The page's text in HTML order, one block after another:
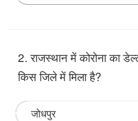
अंतरराष्ट्रीय स्तर की
निधन हो गया था।
2. राजस्थान में कोरोना का
किस जिले में मिला है?
जोधपुर